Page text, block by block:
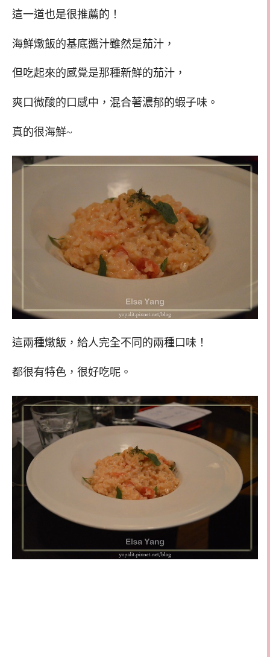
這一道也是很推薦的！
海鮮燉飯的基底醬汁雖然是茄汁，
但吃起來的感覺是那種新鮮的茄汁，
爽口微酸的口感中，混合著濃郁的蝦子味。
真的很海鮮~
這兩種燉飯，給人完全不同的兩種口味！
都很有特色，很好吃呢。